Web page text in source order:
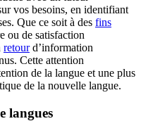
vos besoins, en identifiant
Que ce soit à des fins
ou de satisfaction
retourd’information
Cette attention
de la langue et une plus
de la nouvelle langue.
langues